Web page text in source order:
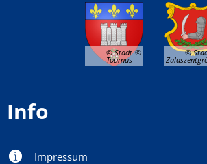
© Stadt
Tournus
©
Info
Impressum